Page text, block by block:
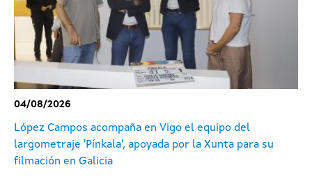
04/08/2026
López Campos acompaña en Vigo el equipo del
largometraje 'Pínkala', apoyada por la Xunta para su
filmación en Galicia